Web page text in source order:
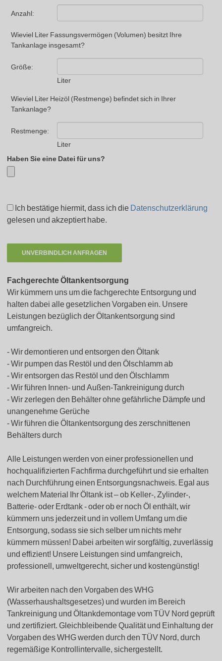
Anzahl:
Wieviel Liter Fassungsvermögen (Volumen) besitzt Ihre
Tankanlage insgesamt?
Größe:
Liter
Wieviel Liter Heizöl (Restmenge) befindet sich in Ihrer
Tankanlage?
Restmenge:
Liter
Haben Sie eine Datei für uns?
Ich bestätige hiermit, dass ich die Datenschutzerklärung
gelesen und akzeptiert habe.
Fachgerechte Öltankentsorgung
Wir kümmern uns um die fachgerechte Entsorgung und
halten dabei alle gesetzlichen Vorgaben ein. Unsere
Leistungen bezüglich der Öltankentsorgung sind
umfangreich.
Wir demontieren und entsorgen den Öltank
Wir pumpen das Restöl und den Ölschlamm ab
Wir entsorgen das Restöl und den Ölschlamm
Wir führen Innen- und Außen-Tankreinigung durch
Wir zerlegen den Behälter ohne gefährliche Dämpfe und
unangenehme Gerüche
Wir führen die Öltankentsorgung des zerschnittenen
Behälters durch
Alle Leistungen werden von einer professionellen und
hochqualifizierten Fachfirma durchgeführt und sie erhalten
nach Durchführung einen Entsorgungsnachweis. Egal aus
welchem Material Ihr Öltank ist – ob Keller-, Zylinder-,
Batterie- oder Erdtank - oder ob er noch Öl enthält, wir
kümmern uns jederzeit und in vollem Umfang um die
Entsorgung, sodass sie sich selber um nichts mehr
kümmern müssen! Dabei arbeiten wir sorgfältig, zuverlässig
und effizient! Unsere Leistungen sind umfangreich,
professionell, umweltgerecht, sicher und kostengünstig!
Wir arbeiten nach den Vorgaben des WHG
(Wasserhaushaltsgesetzes) und wurden im Bereich
Tankreinigung und Öltankdemontage vom TÜV Nord geprüft
und zertifiziert. Gleichbleibende Qualität und Einhaltung der
Vorgaben des WHG werden durch den TÜV Nord, durch
regemäßige Kontrollintervalle, sichergestellt.